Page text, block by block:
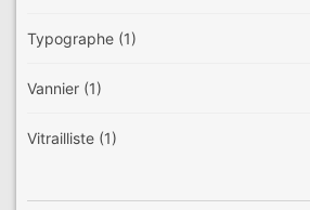
Typographe (1)
Vannier (1)
Vitrailliste (1)